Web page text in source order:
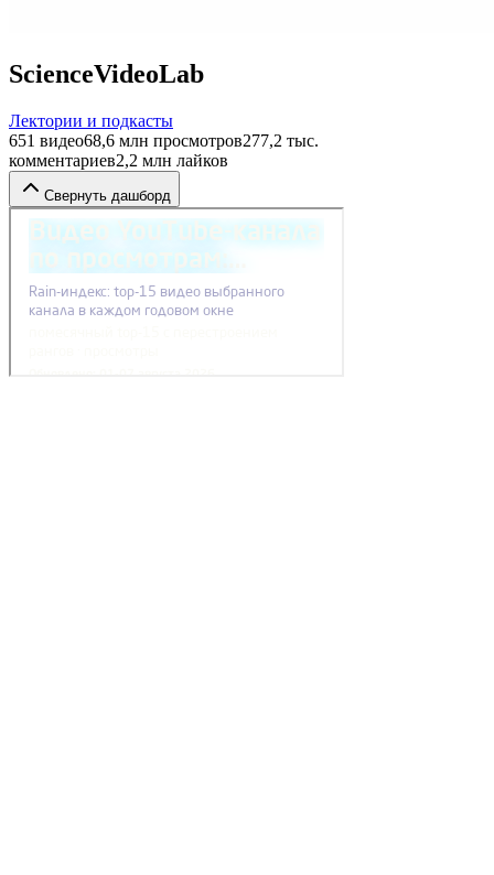
ScienceVideoLab
Лектории и подкасты
651 видео68,6 млн просмотров277,2 тыс.
комментариев2,2 млн лайков
Свернуть дашборд